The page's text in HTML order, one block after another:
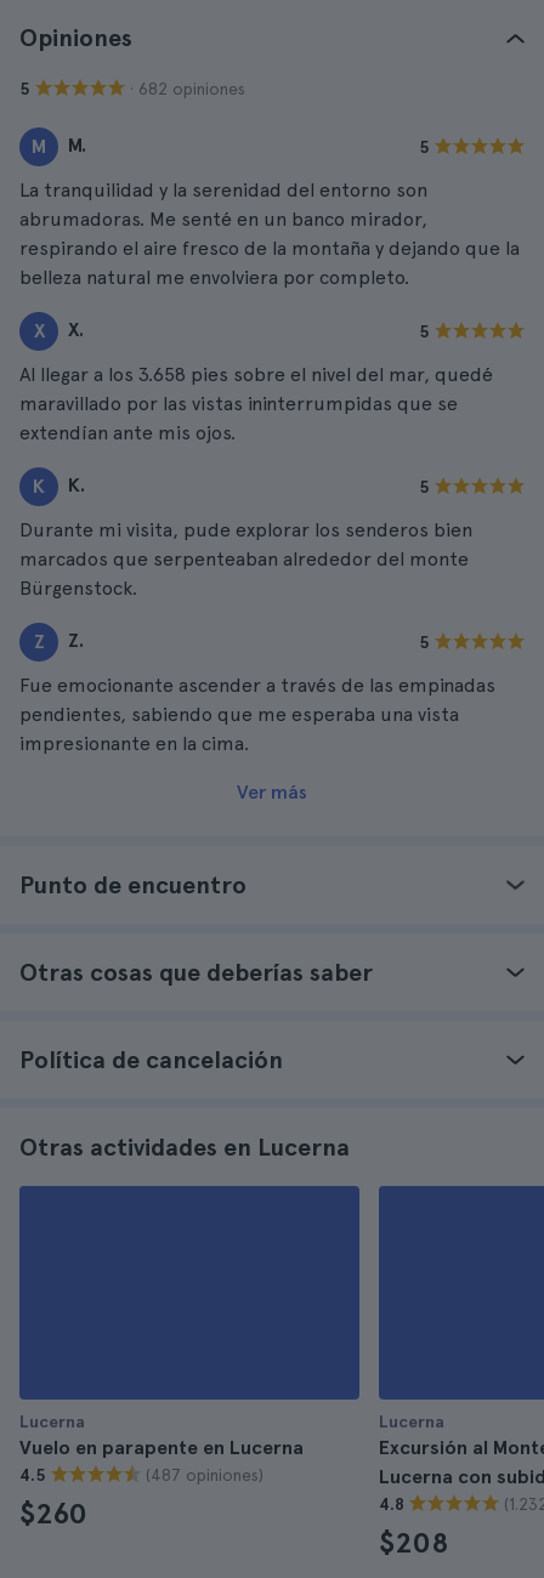
Opiniones
5 · 682 opiniones
M M. 5
La tranquilidad y la serenidad del entorno son
abrumadoras. Me senté en un banco mirador,
respirando el aire fresco de la montaña y dejando que la
belleza natural me envolviera por completo.
X X. 5
Al llegar a los 3.658 pies sobre el nivel del mar, quedé
maravillado por las vistas ininterrumpidas que se
extendían ante mis ojos.
K K. 5
Durante mi visita, pude explorar los senderos bien
marcados que serpenteaban alrededor del monte
Bürgenstock.
Z Z. 5
Fue emocionante ascender a través de las empinadas
pendientes, sabiendo que me esperaba una vista
impresionante en la cima.
Ver más
Punto de encuentro
Otras cosas que deberías saber
Política de cancelación
Otras actividades en Lucerna
Lucerna
Vuelo en parapente en Lucerna
4.5 (487 opiniones)
$260
Lucerna
Excursión al
Lucerna con
4.8
$208